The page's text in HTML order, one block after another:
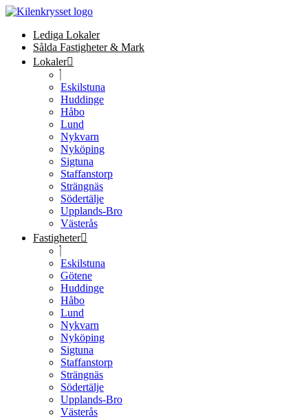
Lediga Lokaler
Sålda Fastigheter & Mark
Lokaler
Eskilstuna
Huddinge
Håbo
Lund
Nykvarn
Nyköping
Sigtuna
Staffanstorp
Strängnäs
Södertälje
Upplands-Bro
Västerås
Fastigheter
Eskilstuna
Götene
Huddinge
Håbo
Lund
Nykvarn
Nyköping
Sigtuna
Staffanstorp
Strängnäs
Södertälje
Upplands-Bro
Västerås